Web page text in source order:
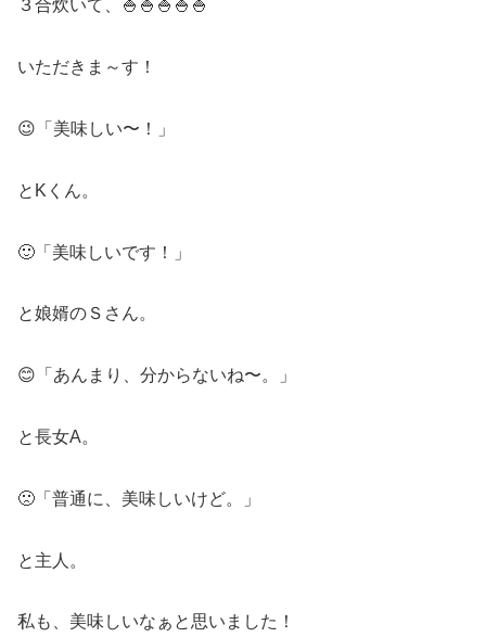
３合炊いて、🍚🍚🍚🍚🍚
いただきま～す！
😉「美味しい〜！」
とKくん。
🙂「美味しいです！」
と娘婿のＳさん。
😊「あんまり、分からないね〜。」
と長女A。
🙁「普通に、美味しいけど。」
と主人。
私も、美味しいなぁと思いました！